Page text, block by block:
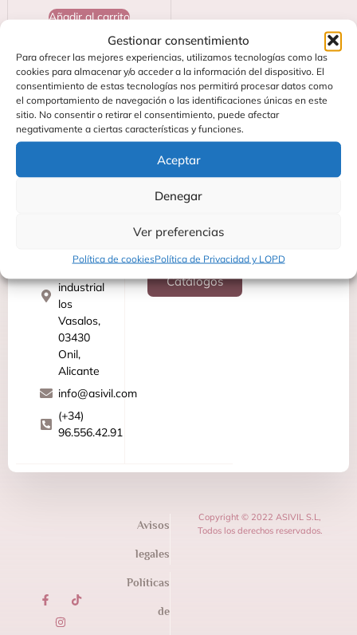
Gestionar consentimiento
Para ofrecer las mejores experiencias, utilizamos tecnologías como las
cookies para almacenar y/o acceder a la información del dispositivo. El
consentimiento de estas tecnologías nos permitirá procesar datos como
el comportamiento de navegación o las identificaciones únicas en este
sitio. No consentir o retirar el consentimiento, puede afectar
negativamente a ciertas características y funciones.
Aceptar
Denegar
Ver preferencias
Política de cookiesPolítica de Privacidad y LOPD
Añadir al carrito
industrial
los
Vasalos,
03430
Onil,
Alicante
info@asivil.com
(+34)
96.556.42.91
Soporte
Frecuentes
Blog
Catálogos
Avisos
legales
Políticas
de
Copyright © 2022 ASIVIL S.L,
Todos los derechos reservados.